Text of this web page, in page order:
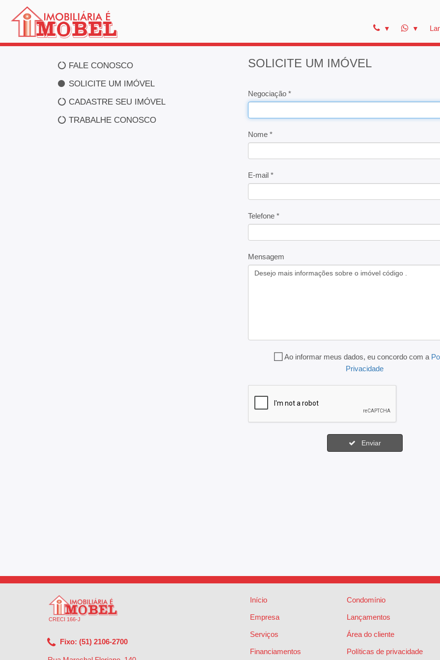
FALE CONOSCO
SOLICITE UM IMÓVEL
CADASTRE SEU IMÓVEL
TRABALHE CONOSCO
SOLICITE UM IMÓVEL
Negociação *
Nome *
E-mail *
Telefone *
Mensagem
Ao informar meus dados, eu concordo com a
Privacidade
Enviar
CRECI 166-J
Fixo: (51) 2106-2700
Início
Empresa
Serviços
Financiamentos
Condomínio
Lançamentos
Área do cliente
Políticas de privacidade